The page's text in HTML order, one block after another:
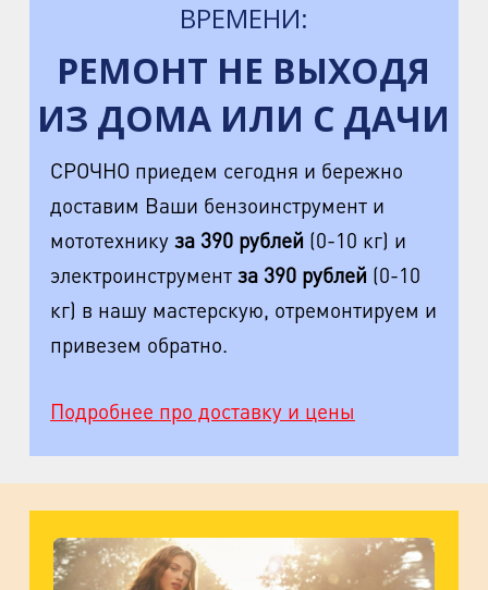
м. Пр. Большевиков
м. Выборгская
ул. Минеральная, д.13Ц
м. Ладожская
пр. Косыгина, д.28, к.1
м. Парк Победы
пр. Юрия Гагарина, д.15
м. Московская
пр. Московский, 212, Дом Советов,
Авантаж
м. Купчино
ул. Ярослава Гашека, д.4, к.1
ВРЕМЕНИ:
РЕМОНТ НЕ ВЫХОДЯ
ИЗ ДОМА ИЛИ С ДАЧИ
СРОЧНО приедем сегодня и бережно
доставим Ваши бензоинструмент и
мототехникуза 390 рублей (0-10 кг) и
электроинструментза 390 рублей (0-10
кг) в нашу мастерскую, отремонтируем и
привезем обратно.
Подробнее про доставку и цены